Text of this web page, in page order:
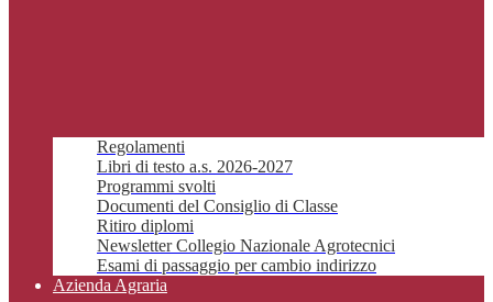
Regolamenti
Libri di testo a.s. 2026-2027
Programmi svolti
Documenti del Consiglio di Classe
Ritiro diplomi
Newsletter Collegio Nazionale Agrotecnici
Esami di passaggio per cambio indirizzo
Azienda Agraria